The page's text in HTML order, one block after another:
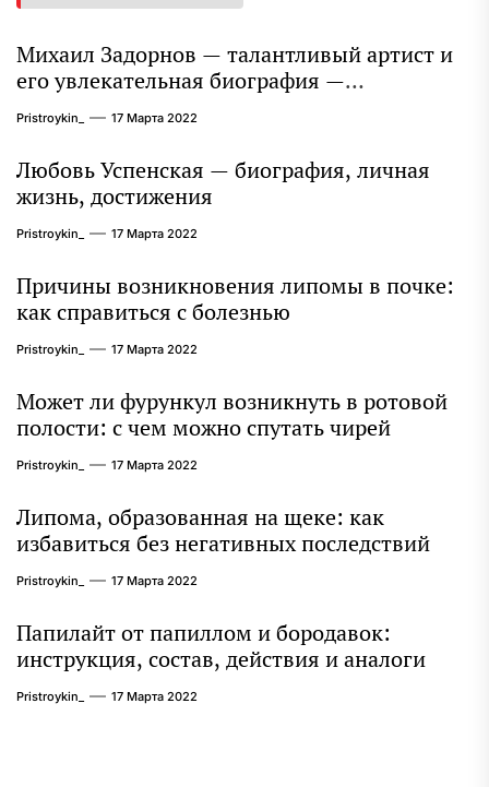
Михаил Задорнов — талантливый артист и
его увлекательная биография —
выдающиеся достижения, известность и
интересные факты из личной жизни!
Pristroykin_ 17 Марта 2022
Любовь Успенская — биография, личная
жизнь, достижения
Pristroykin_ 17 Марта 2022
Причины возникновения липомы в почке:
как справиться с болезнью
Pristroykin_ 17 Марта 2022
Может ли фурункул возникнуть в ротовой
полости: с чем можно спутать чирей
Pristroykin_ 17 Марта 2022
Липома, образованная на щеке: как
избавиться без негативных последствий
Pristroykin_ 17 Марта 2022
Папилайт от папиллом и бородавок:
инструкция, состав, действия и аналоги
Pristroykin_ 17 Марта 2022